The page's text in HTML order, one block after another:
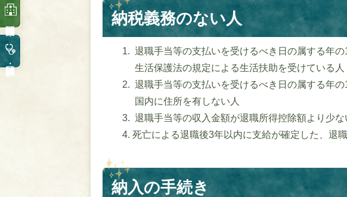
納税義務のない人
退職手当等の支払いを受けるべき日の属する年
生活保護法の規定による生活扶助を受けている人
退職手当等の支払いを受けるべき日の属する年
国内に住所を有しない人
退職手当等の収入金額が退職所得控除額より少な
死亡による退職後3年以内に支給が確定した、退
納入の手続き